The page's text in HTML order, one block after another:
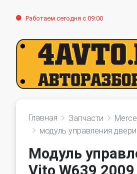
Работаем сегодня с 09:00
Главная Запчасти
модуль управления двери
Модуль